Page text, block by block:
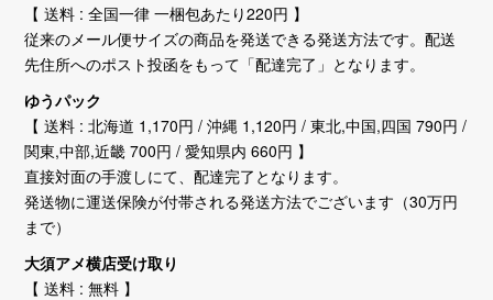
【 送料 : 全国一律 一梱包あたり220円 】
従来のメール便サイズの商品を発送できる発送方法です。配送
先住所へのポスト投函をもって「配達完了」となります。
ゆうパック
【 送料 : 北海道 1,170円 / 沖縄 1,120円 / 東北,中国,四国 790円 /
関東,中部,近畿 700円 / 愛知県内 660円 】
直接対面の手渡しにて、配達完了となります。
発送物に運送保険が付帯される発送方法でございます（30万円
まで）
大須アメ横店受け取り
【 送料 : 無料 】